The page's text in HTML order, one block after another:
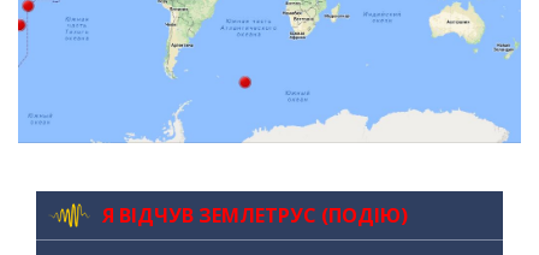
Я ВІДЧУВ ЗЕМЛЕТРУС (ПОДІЮ)